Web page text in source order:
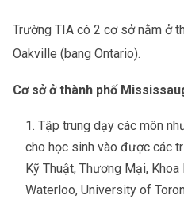
Trường TIA có 2 cơ sở nằm ở
Oakville (bang Ontario).
Cơ sở ở thành phố
Tập trung dạy các môn
cho học sinh vào được các
Kỹ Thuật, Thương Mại,
Waterloo, University of